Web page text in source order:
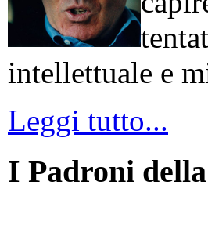
intellettuale e
Leggi tutto...
I Padroni